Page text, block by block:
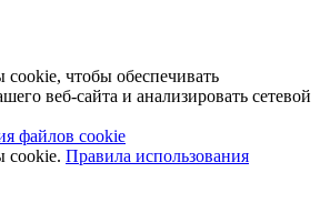
чтобы обеспечивать
веб-сайта и анализировать сетевой
файлов cookie
cookie. Правила использования